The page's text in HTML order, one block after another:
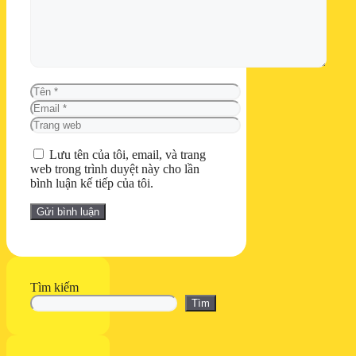
Tên
Email
Trang
Lưu tên của tôi, email, và trang
web trong trình duyệt này cho lần
bình luận kế tiếp của tôi.
Tìm kiếm
Tìm